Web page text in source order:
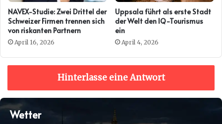
NAVEX-Studie: Zwei Drittel der
Schweizer Firmen trennen sich
von riskanten Partnern
April 16, 2026
Uppsala führt als erste Stadt
der Welt den IQ-Tourismus
ein
April 4, 2026
Hinterlasse eine Antwort
Wetter